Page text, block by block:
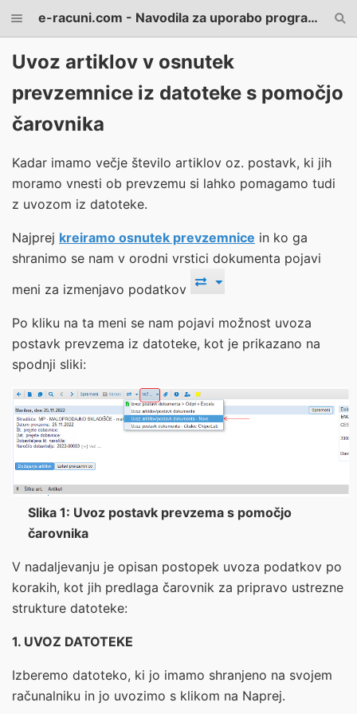
e-racuni.com - Navodila za uporabo programa
Uvoz artiklov v osnutek
prevzemnice iz datoteke s pomočjo
čarovnika
Kadar imamo večje število artiklov oz. postavk, ki jih
moramo vnesti ob prevzemu si lahko pomagamo tudi
z uvozom iz datoteke.
Najprej kreiramo osnutek prevzemnice in ko ga
shranimo se nam v orodni vrstici dokumenta pojavi
meni za izmenjavo podatkov
Po kliku na ta meni se nam pojavi možnost uvoza
postavk prevzema iz datoteke, kot je prikazano na
spodnji sliki:
Slika 1: Uvoz postavk prevzema s pomočjo
čarovnika
V nadaljevanju je opisan postopek uvoza podatkov po
korakih, kot jih predlaga čarovnik za pripravo ustrezne
strukture datoteke:
1. UVOZ DATOTEKE
Izberemo datoteko, ki jo imamo shranjeno na svojem
računalniku in jo uvozimo s klikom na Naprej.